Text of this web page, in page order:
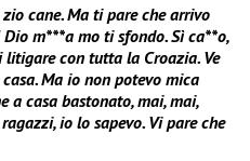
cane. Ma ti pare che arrivo
m***a mo ti sfondo. Sì ca**o,
con tutta la Croazia. Ve
Ma io non potevo mica
a casa bastonato, mai, mai,
io lo sapevo. Vi pare che